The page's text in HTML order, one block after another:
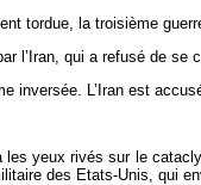
tordue, la troisième
l’Iran, qui a refusé de
inversée. L’Iran est
les yeux rivés sur le
des Etats-Unis, qui